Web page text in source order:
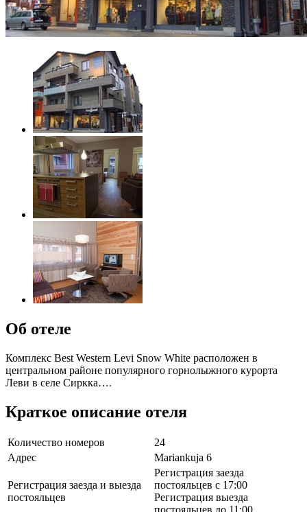
Об отеле
Комплекс Best Western Levi Snow White расположен в
центральном районе популярного горнолыжного курорта
Леви в селе Сиркка….
Краткое описание отеля
Количество номеров
24
Адрес
Mariankuja 6
Регистрация заезда и выезда
постояльцев
Регистрация заезда
постояльцев с 17:00
Регистрация выезда